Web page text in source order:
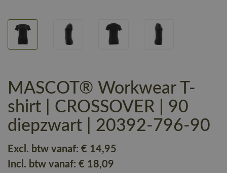
MASCOT® Workwear T-
shirt | CROSSOVER | 90
diepzwart | 20392-796-90
Excl. btw vanaf: € 14,95
Incl. btw vanaf: € 18,09